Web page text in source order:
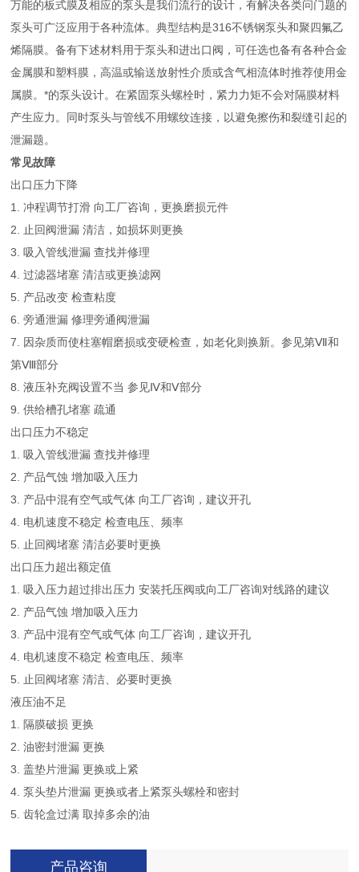
万能的板式膜及相应的泵头是我们流行的设计，有解决各类问门题的
泵头可广泛应用于各种流体。典型结构是316不锈钢泵头和聚四氟乙
烯隔膜。备有下述材料用于泵头和进出口阀，可任选也备有各种合金
金属膜和塑料膜，高温或输送放射性介质或含气相流体时推荐使用金
属膜。*的泵头设计。在紧固泵头螺栓时，紧力力矩不会对隔膜材料
产生应力。同时泵头与管线不用螺纹连接，以避免擦伤和裂缝引起的
泄漏题。
常见故障
出口压力下降
1. 冲程调节打滑 向工厂咨询，更换磨损元件
2. 止回阀泄漏 清洁，如损坏则更换
3. 吸入管线泄漏 查找并修理
4. 过滤器堵塞 清洁或更换滤网
5. 产品改变 检查粘度
6. 旁通泄漏 修理旁通阀泄漏
7. 因杂质而使柱塞帽磨损或变硬检查，如老化则换新。参见第Ⅶ和
第Ⅷ部分
8. 液压补充阀设置不当 参见Ⅳ和Ⅴ部分
9. 供给槽孔堵塞 疏通
出口压力不稳定
1. 吸入管线泄漏 查找并修理
2. 产品气蚀 增加吸入压力
3. 产品中混有空气或气体 向工厂咨询，建议开孔
4. 电机速度不稳定 检查电压、频率
5. 止回阀堵塞 清洁必要时更换
出口压力超出额定值
1. 吸入压力超过排出压力 安装托压阀或向工厂咨询对线路的建议
2. 产品气蚀 增加吸入压力
3. 产品中混有空气或气体 向工厂咨询，建议开孔
4. 电机速度不稳定 检查电压、频率
5. 止回阀堵塞 清洁、必要时更换
液压油不足
1. 隔膜破损 更换
2. 油密封泄漏 更换
3. 盖垫片泄漏 更换或上紧
4. 泵头垫片泄漏 更换或者上紧泵头螺栓和密封
5. 齿轮盒过满 取掉多余的油
产品咨询